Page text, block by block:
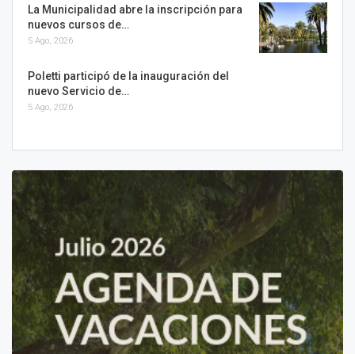
La Municipalidad abre la inscripción para
nuevos cursos de…
5 Ago, 2026
Poletti participó de la inauguración del
nuevo Servicio de…
5 Ago, 2026